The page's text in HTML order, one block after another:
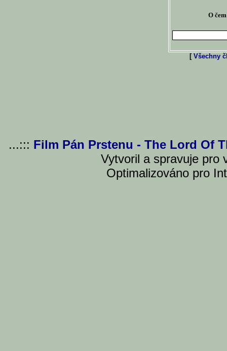
O
[ Všechny
...::: Film Pán Prstenu - The Lord Of
Vytvoril a spravuje pro
Optimalizováno pro